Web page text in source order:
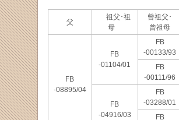
父
祖父･祖
母
曾祖父･
曾祖母
FB
-08895/04
FB
-01104/01
FB
-00133/93
FB
-00111/96
FB
-04916/03
FB
-03288/01
FB